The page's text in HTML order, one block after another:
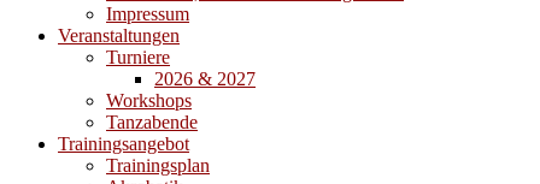
Impressum
Veranstaltungen
Turniere
2026 & 2027
Workshops
Tanzabende
Trainingsangebot
Trainingsplan